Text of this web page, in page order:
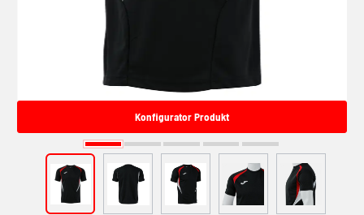
Konfigurator Produkt